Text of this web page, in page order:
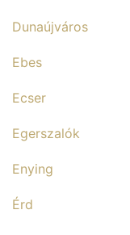
Dunaújváros
Ebes
Ecser
Egerszalók
Enying
Érd